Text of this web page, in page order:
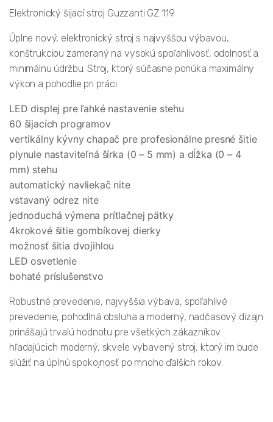
Elektronický šijací stroj Guzzanti GZ 119
Úplne nový, elektronický stroj s najvyššou výbavou,
konštrukciou zameraný na vysokú spoľahlivosť, odolnosť a
minimálnu údržbu. Stroj, ktorý súčasne ponúka maximálny
výkon a pohodlie pri práci.
LED displej pre ľahké nastavenie stehu
60 šijacích programov
vertikálny kývny chapač pre profesionálne presné šitie
plynule nastaviteľná šírka (0 – 5 mm) a dĺžka (0 – 4
mm) stehu
automatický navliekač nite
vstavaný odrez nite
jednoduchá výmena prítlačnej pätky
4krokové šitie gombíkovej dierky
možnosť šitia dvojihlou
LED osvetlenie
bohaté príslušenstvo
Robustné prevedenie, najvyššia výbava, spoľahlivé
prevedenie, pohodlná obsluha a moderný, nadčasový dizajn
prinášajú trvalú hodnotu pre všetkých zákazníkov
hľadajúcich moderný, skvele vybavený stroj, ktorý im bude
slúžiť na úplnú spokojnosť po mnoho ďalších rokov.